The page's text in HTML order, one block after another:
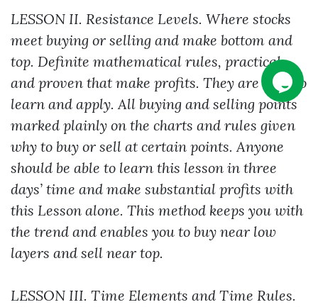
LESSON II. Resistance Levels. Where stocks
meet buying or selling and make bottom and
top. Definite mathematical rules, practical
and proven that make profits. They are easy to
learn and apply. All buying and selling points
marked plainly on the charts and rules given
why to buy or sell at certain points. Anyone
should be able to learn this lesson in three
days’ time and make substantial profits with
this Lesson alone. This method keeps you with
the trend and enables you to buy near low
layers and sell near top.
LESSON III. Time Elements and Time Rules.